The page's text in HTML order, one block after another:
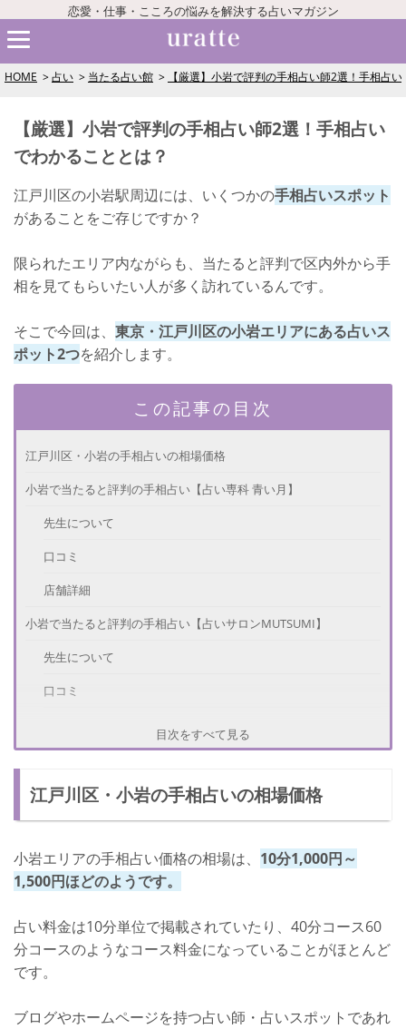
恋愛・仕事・こころの悩みを解決する占いマガジン
HOME 占い 当たる占い館 【厳選】小岩で評判の手相占い師2選！手相占
【厳選】小岩で評判の手相占い師2選！手相占い
でわかることとは？
江戸川区の小岩駅周辺には、いくつかの手相占いスポット
があることをご存じですか？
限られたエリア内ながらも、当たると評判で区内外から手
相を見てもらいたい人が多く訪れているんです。
そこで今回は、 東京・江戸川区の小岩エリアにある占いス
ポット2つを紹介します。
この記事の目次
江戸川区・小岩の手相占いの相場価格
小岩で当たると評判の手相占い【占い専科 青い月】
先生について
口コミ
店舗詳細
小岩で当たると評判の手相占い【占いサロンMUTSUMI】
先生について
口コミ
小岩で占いを楽しもう
目次をすべて見る
江戸川区・小岩の手相占いの相場価格
小岩エリアの手相占い価格の相場は、 10分1,000円～
1,500円ほどのようです。
占い料金は10分単位で掲載されていたり、40分コース60
分コースのようなコース料金になっていることがほとんど
です。
ブログやホームページを持つ占い師・占いスポットであれ